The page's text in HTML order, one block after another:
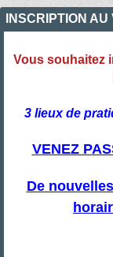
INSCRIPTION
Vous souhaitez
3 lieux de
VENEZ
De